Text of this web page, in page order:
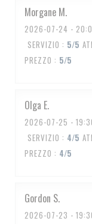
Morgane M
2026-07-24 -
SERVIZIO : 5/5
PREZZO : 5/5
Olga E
2026-07-25 -
SERVIZIO : 4/5
PREZZO : 4/5
Gordon S
2026-07-23 -